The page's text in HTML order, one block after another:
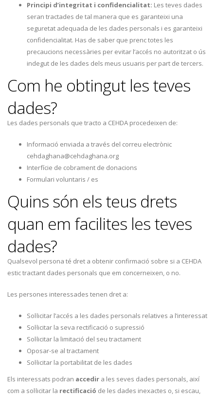
Principi d’integritat i confidencialitat: Les teves dades
seran tractades de tal manera que es garanteixi una
seguretat adequada de les dades personals i es garanteixi
confidencialitat. Has de saber que prenc totes les
precaucions necessàries per evitar l’accés no autoritzat o ús
indegut de les dades dels meus usuaris per part de tercers.
Com he obtingut les teves
dades?
Les dades personals que tracto a CEHDA procedeixen de:
Informació enviada a través del correu electrònic
cehdaghana@cehdaghana.org
Interfície de cobrament de donacions
Formulari voluntaris / es
Quins són els teus drets
quan em facilites les teves
dades?
Qualsevol persona té dret a obtenir confirmació sobre si a CEHDA
estic tractant dades personals que em concerneixen, o no.
Les persones interessades tenen dret a:
Sol·licitar l’accés a les dades personals relatives a l’interessat
Sol·licitar la seva rectificació o supressió
Sol·licitar la limitació del seu tractament
Oposar-se al tractament
Sol·licitar la portabilitat de les dades
Els interessats podran accedir a les seves dades personals, així
com a sol·licitar la rectificació de les dades inexactes o, si escau,